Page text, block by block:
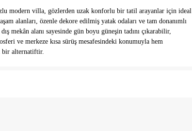
modern villa, gözlerden uzak konforlu bir tatil arayanlar için ideal
alanları, özenle dekore edilmiş yatak odaları ve tam donanımlı
mekân alanı sayesinde gün boyu güneşin tadını çıkarabilir,
ve merkeze kısa sürüş mesafesindeki konumuyla hem
bir alternatiftir.